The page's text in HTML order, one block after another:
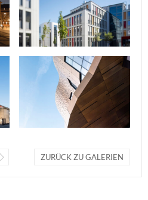
ZURÜCK ZU GALERIEN